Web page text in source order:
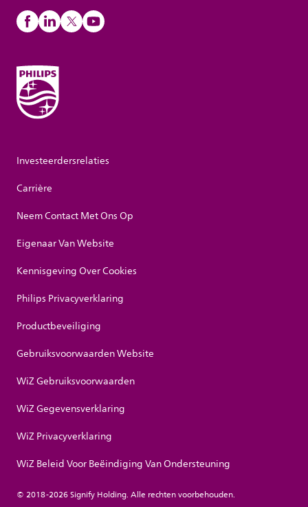
Investeerdersrelaties
Carrière
Neem Contact Met Ons Op
Eigenaar Van Website
Kennisgeving Over Cookies
Philips Privacyverklaring
Productbeveiliging
Gebruiksvoorwaarden Website
WiZ Gebruiksvoorwaarden
WiZ Gegevensverklaring
WiZ Privacyverklaring
WiZ Beleid Voor Beëindiging Van Ondersteuning
© 2018-2026 Signify Holding. Alle rechten voorbehouden.